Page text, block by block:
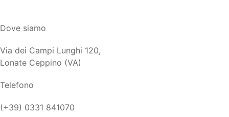
Dove siamo
Via dei Campi Lunghi 120,
Lonate Ceppino (VA)
Telefono
(+39) 0331 841070